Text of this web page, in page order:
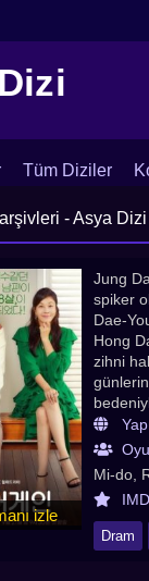
Tüm Diziler
Dizi Arşivi
- Asya
izle
Jung
spiker
Dae-
Hong
zihni
Dizileri
Mi-do,
Dram